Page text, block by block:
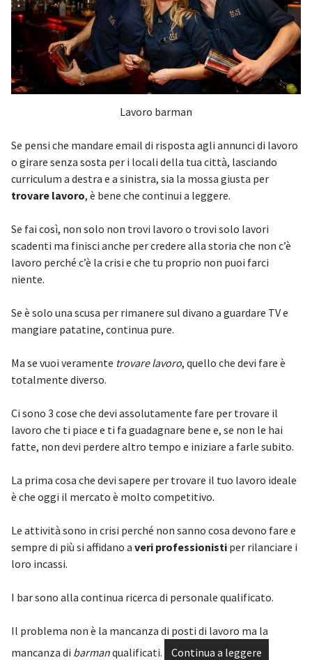
Lavoro barman
Se pensi che mandare email di risposta agli annunci di lavoro
o girare senza sosta per i locali della tua città, lasciando
curriculum a destra e a sinistra, sia la mossa giusta per
trovare lavoro, è bene che continui a leggere.
Se fai così, non solo non trovi lavoro o trovi solo lavori
scadenti ma finisci anche per credere alla storia che non c’è
lavoro perché c’è la crisi e che tu proprio non puoi farci
niente.
Se è solo una scusa per rimanere sul divano a guardare TV e
mangiare patatine, continua pure.
Ma se vuoi veramente trovare lavoro, quello che devi fare è
totalmente diverso.
Ci sono 3 cose che devi assolutamente fare per trovare il
lavoro che ti piace e ti fa guadagnare bene e, se non le hai
fatte, non devi perdere altro tempo e iniziare a farle subito.
La prima cosa che devi sapere per trovare il tuo lavoro ideale
è che oggi il mercato è molto competitivo.
Le attività sono in crisi perché non sanno cosa devono fare e
sempre di più si affidano a veri professionistiper rilanciare i
loro incassi.
I bar sono alla continua ricerca di personale qualificato.
Il problema non è la mancanza di posti di lavoro ma la
mancanza di barmanqualificati. Continua a leggere